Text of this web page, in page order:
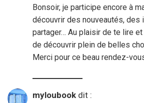
Bonsoir, je participe encore à
découvrir des nouveautés,
partager… Au plaisir de te lire
de découvrir plein de belles
Merci pour ce beau rendez-
myloubook dit :